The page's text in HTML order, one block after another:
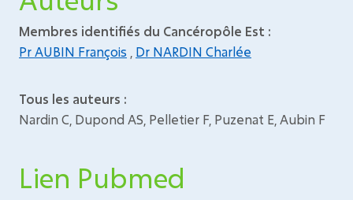
Membres identifiés du Cancéropôle Est :
Pr AUBIN François
Dr NARDIN Charlée
Tous les auteurs :
Nardin C, Dupond AS, Pelletier F, Puzenat E, Aubin F
Lien Pubmed